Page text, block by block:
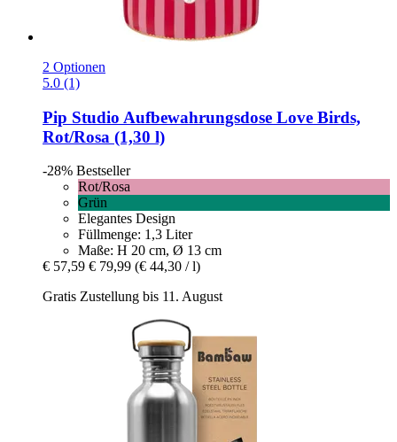
2 Optionen
5.0 (1)
Pip Studio Aufbewahrungsdose Love Birds,
Rot/Rosa (1,30 l)
-28% Bestseller
Rot/Rosa
Grün
Elegantes Design
Füllmenge: 1,3 Liter
Maße: H 20 cm, Ø 13 cm
€ 57,59 € 79,99 (€ 44,30 / l)
Gratis Zustellung bis 11. August